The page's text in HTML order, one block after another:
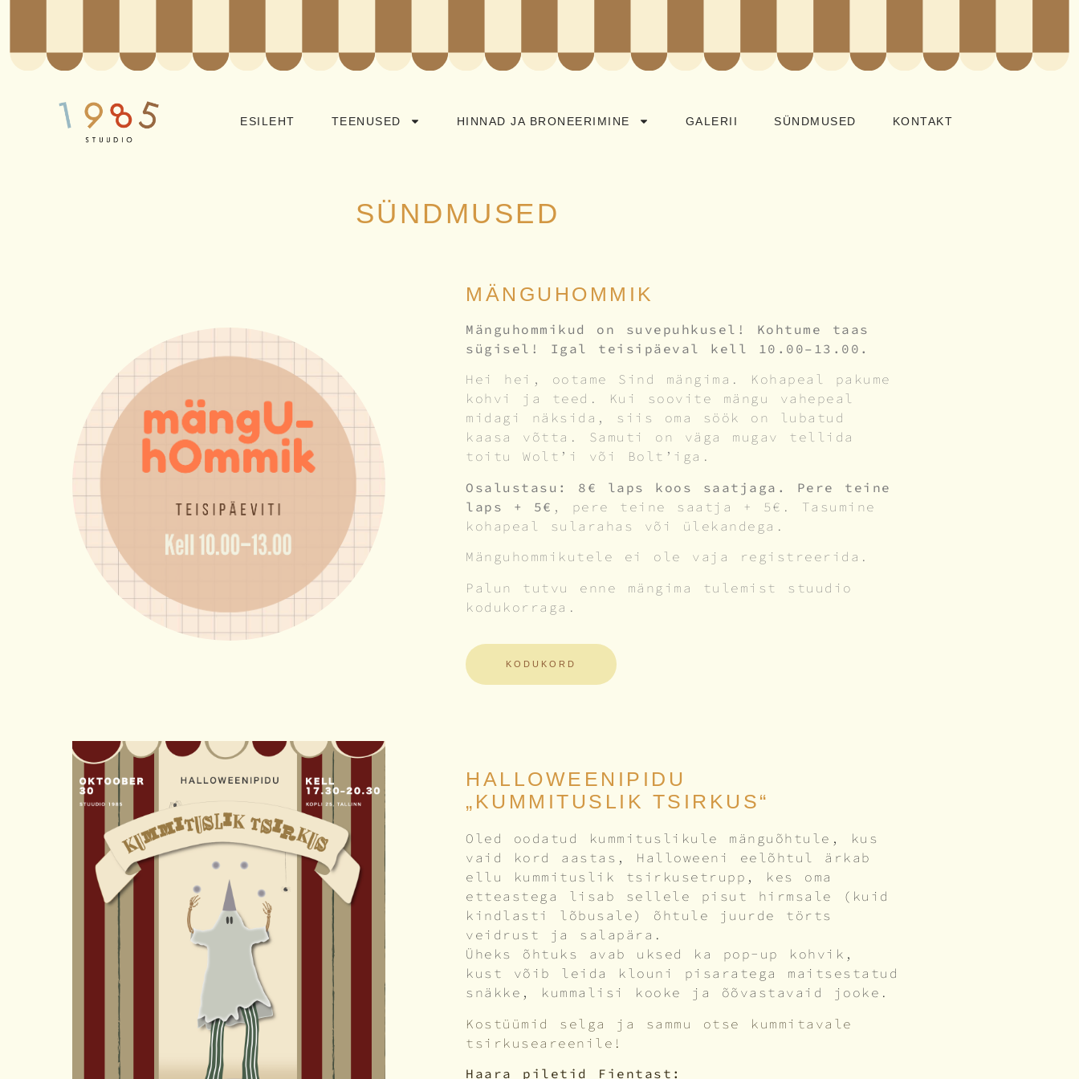
ESILEHT TEENUSED HINNAD JA BRONEERIMINE GALERII SÜNDMUSED KONTAKT
SÜNDMUSED
MÄNGUHOMMIK
Mänguhommikud on suvepuhkusel! Kohtume taas
sügisel! Igal teisipäeval kell 10.00–13.00.
Hei hei, ootame Sind mängima. Kohapeal pakume
kohvi ja teed. Kui soovite mängu vahepeal
midagi näksida, siis oma söök on lubatud
kaasa võtta. Samuti on väga mugav tellida
toitu Wolt’i või Bolt’iga.
Osalustasu: 8€ laps koos saatjaga. Pere teine
laps + 5€ , pere teine saatja + 5€. Tasumine
kohapeal sularahas või ülekandega.
Mänguhommikutele ei ole vaja registreerida.
Palun tutvu enne mängima tulemist stuudio
kodukorraga.
KODUKORD
HALLOWEENIPIDU
„KUMMITUSLIK TSIRKUS“
Oled oodatud kummituslikule mänguõhtule, kus
vaid kord aastas, Halloweeni eelõhtul ärkab
ellu kummituslik tsirkusetrupp, kes oma
etteastega lisab sellele pisut hirmsale (kuid
kindlasti lõbusale) õhtule juurde törts
veidrust ja salapära.
Üheks õhtuks avab uksed ka pop-up kohvik,
kust võib leida klouni pisaratega maitsestatud
snäkke, kummalisi kooke ja õõvastavaid jooke.
Kostüümid selga ja sammu otse kummitavale
tsirkuseareenile!
Haara piletid Fientast: